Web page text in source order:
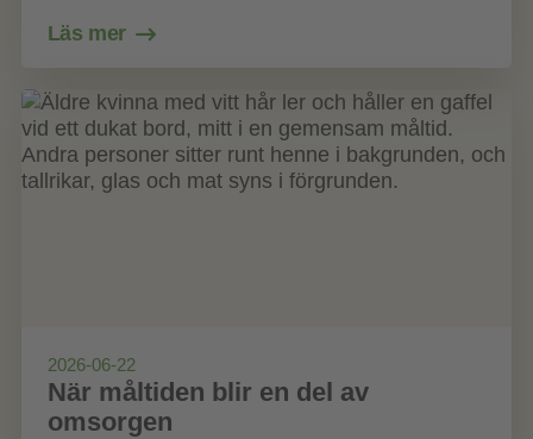
Läs mer
2026-06-22
När måltiden blir en del av
omsorgen